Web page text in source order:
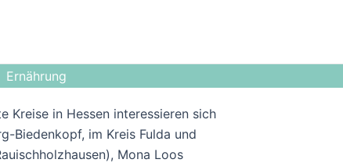
Ernährung
Kreise in Hessen interessieren sich
Biedenkopf, im Kreis Fulda und
Mona Loos